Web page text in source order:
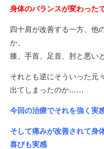
身体のバランスが変わった
四十肩が改善する一方、他
か、
膝、手首、足首、肘と悪い
それとも逆にそういった元
出てしまったのか……
今回の治療でそれを強く実
そして痛みが改善されて身
喜びも実感